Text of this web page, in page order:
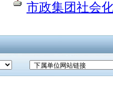
市政集团社会